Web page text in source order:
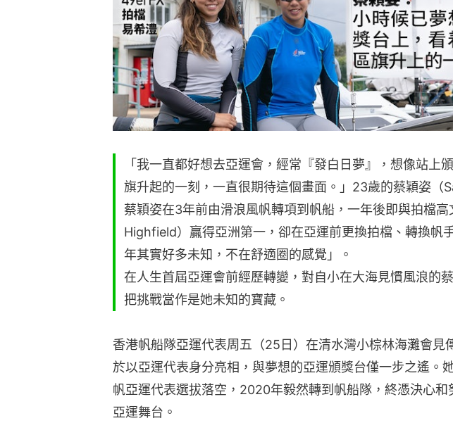
「我一直都好想去亞運會，經常『發白日夢』，想像站上
旗升起的一刻，一直很期待這個畫面。」23歲的蔡穎姿（
蔡穎姿在3年前由滑浪風帆轉項到帆船，一年後即與拍檔
Highfield）贏得亞洲第一，卻在亞運前更換拍檔、轉換帆
年其實好多未知，不在舒適圈的感覺」。
在人生首屆亞運會前經歷轉變，對自小在大海見慣風浪的
把挑戰當作是她未知的寶藏。
香港帆船隊亞運代表周五（25日）在清水灣小棕林海灘會見
於以亞運代表身分亮相，與夢想的亞運頒獎台僅一步之遙。
帆亞運代表選拔落空，2020年毅然轉到帆船隊，終憑決心和
亞運舞台。